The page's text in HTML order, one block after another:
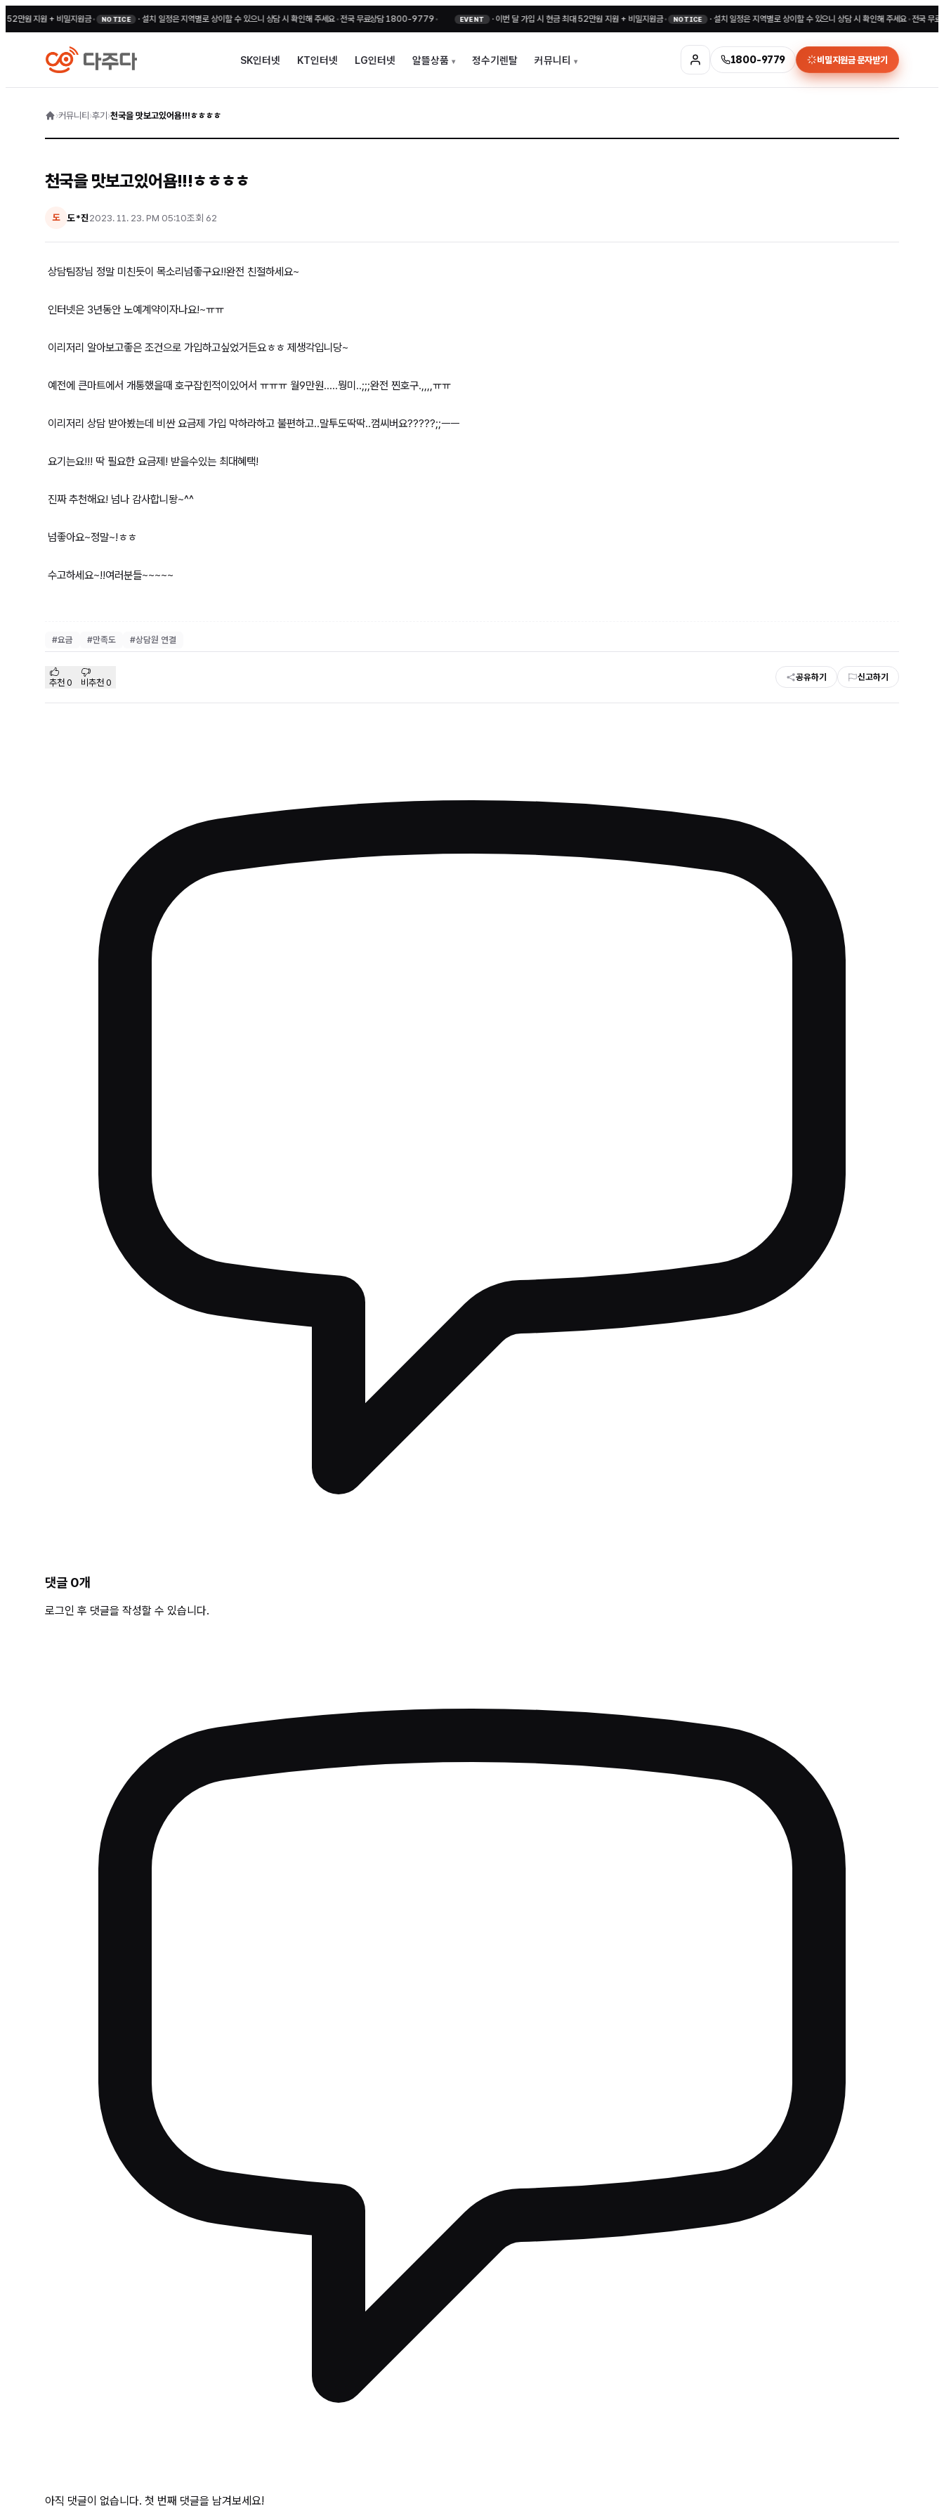
지원 + 비밀지원금• NOTICE ·설치 일정은 지역별로 상이할 수 있으니 상담 시 확인해 주세요•전국 무료상담 1800-9779• EVENT ·이번 달 가입 시 현금 최대 52만원 지원 + 비밀지원금• NOTICE ·설치 일정은 지역별로 상이할 수 있으니 상담 시 확인해 주세요•전국 무료상담
SK인터넷 KT인터넷 LG인터넷 알뜰상품 정수기렌탈 커뮤니티 1800-9779 비밀지원금 문자받기
›커뮤니티 ›후기 ›천국을 맛보고있어욤!!!ㅎㅎㅎㅎ
천국을 맛보고있어욤!!!ㅎㅎㅎㅎ
도 도*진2023. 11. 23. PM 05:10조회 62
상담팀장님 정말 미친듯이 목소리넘좋구요!!완전 친절하세요~
인터넷은 3년동안 노예계약이자나요!~ㅠㅠ
이리저리 알아보고좋은 조건으로 가입하고싶었거든요ㅎㅎ 제생각입니당~
예전에 큰마트에서 개통했을때 호구잡힌적이있어서 ㅠㅠㅠ 월9만원.....뭥미..;;;완전 찐호구.,,,,ㅠㅠ
이리저리 상담 받아봤는데 비싼 요금제 가입 막하라하고 불편하고..말투도딱딱..껌씨버요?????;;ㅡㅡ
요기는요!!! 딱 필요한 요금제! 받을수있는 최대혜택!
진짜 추천해요!​ 넘나 감사합니돵~^^
넘좋아요~정말~!ㅎㅎ
수고하세요~!!여러분들~~~~~
#요금 #만족도 #상담원 연결
추천 0 비추천 0 공유하기 신고하기
댓글 0개
로그인 후 댓글을 작성할 수 있습니다.
아직 댓글이 없습니다. 첫 번째 댓글을 남겨보세요!